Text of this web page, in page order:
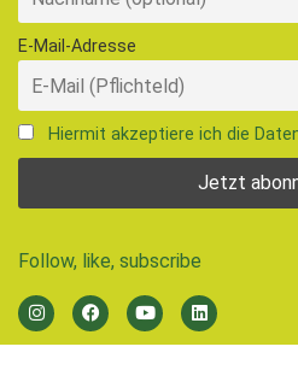
E-Mail-Adresse
Hiermit akzeptiere ich die
Follow, like, subscribe